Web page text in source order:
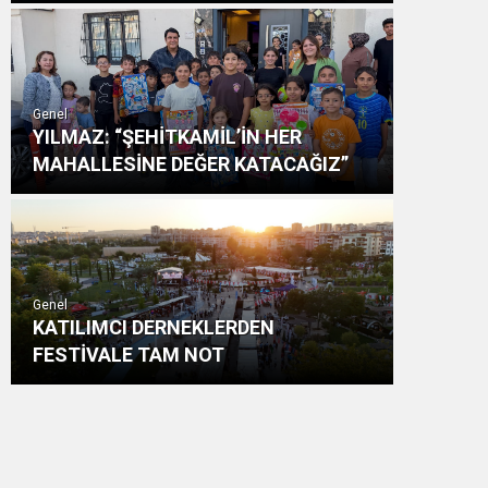
Genel
YILMAZ: “ŞEHİTKAMİL’İN HER
MAHALLESİNE DEĞER KATACAĞIZ”
Genel
KATILIMCI DERNEKLERDEN
FESTİVALE TAM NOT